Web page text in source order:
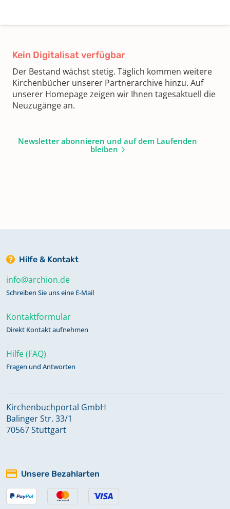
Kein Digitalisat verfügbar
Der Bestand wächst stetig. Täglich kommen weitere
Kirchenbücher unserer Partnerarchive hinzu. Auf
unserer Homepage zeigen wir Ihnen tagesaktuell die
Neuzugänge an.
Newsletter abonnieren und auf dem Laufenden
bleiben
Hilfe & Kontakt
info@archion.de
Schreiben Sie uns eine E-Mail
Kontaktformular
Direkt Kontakt aufnehmen
Hilfe (FAQ)
Fragen und Antworten
Kirchenbuchportal GmbH
Balinger Str. 33/1
70567 Stuttgart
Unsere Bezahlarten